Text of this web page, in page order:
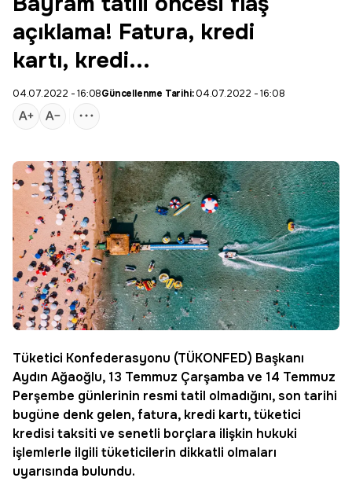
açıklama! Fatura, kredi
kartı, kredi...
04.07.2022 - 16:08Güncellenme Tarihi:04.07.2022 - 16:08
Tüketici Konfederasyonu (TÜKONFED) Başkanı
Aydın Ağaoğlu, 13 Temmuz Çarşamba ve 14 Temmuz
Perşembe günlerinin resmi tatil olmadığını, son tarihi
bugüne denk gelen, fatura, kredi kartı, tüketici
kredisi taksiti ve senetli borçlara ilişkin hukuki
işlemlerle ilgili tüketicilerin dikkatli olmaları
uyarısında bulundu.